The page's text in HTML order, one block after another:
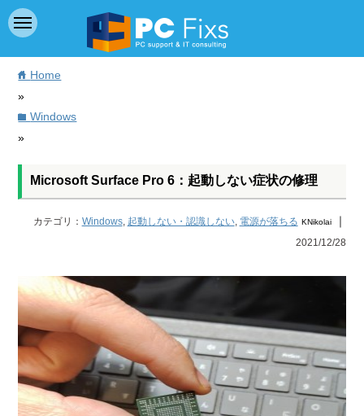
home Home
»
folderWindows
»
Microsoft Surface Pro 6：起動しない症状の修理
カテゴリ： Windows, 起動しない・認識しない, 電源が落ちる KNikolai｜
2021/12/28